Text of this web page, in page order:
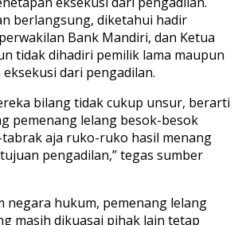
berlangsung, diketahui hadir
Bank Mandiri, dan Ketua
tidak dihadiri pemilik lama maupun
dari pengadilan.
bilang tidak cukup unsur, berarti
pemenang lelang besok-besok
aja ruko-ruko hasil menang
pengadilan,” tegas sumber
negara hukum, pemenang lelang
masih dikuasai pihak lain tetap